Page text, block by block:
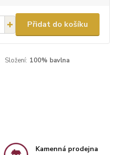
Přidat do košíku
Složení: 100% bavlna
Kamenná prodejna